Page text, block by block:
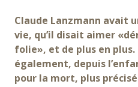
Claude Lanzmann avait
vie, qu’il disait aimer
folie», et de plus en
également, depuis
pour la mort, plus